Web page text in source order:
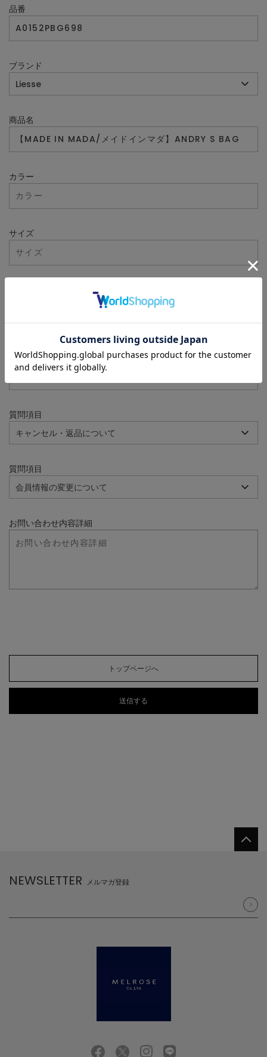
品番
ブランド
商品名
カラー
サイズ
質問項目
質問項目
質問項目
お問い合わせ内容詳細
トップページへ
NEWSLETTER メルマガ登録